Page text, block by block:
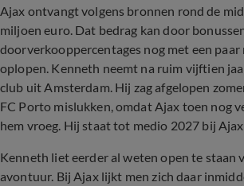
Ajax ontvangt volgens bronnen rond de
miljoen euro. Dat bedrag kan door
doorverkooppercentages nog met een
oplopen. Kenneth neemt na ruim vijftien
club uit Amsterdam. Hij zag afgelopen
FC Porto mislukken, omdat Ajax toen nog
hem vroeg. Hij staat tot medio 2027 bij
Kenneth liet eerder al weten open te staan
avontuur. Bij Ajax lijkt men zich daar